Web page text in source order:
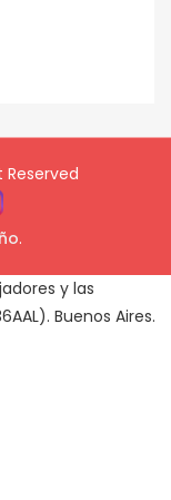
Reserved
.
y las
Buenos Aires.